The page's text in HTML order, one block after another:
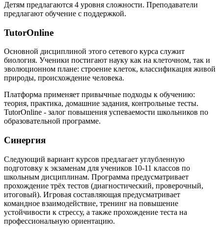
Детям предлагаются 4 уровня сложности. Преподаватели
предлагают обучение с поддержкой.
TutorOnline
Основной дисциплиной этого сетевого курса служит
биология. Ученики постигают науку как на клеточном, так и
эволюционном плане: строение клеток, классификация живой
природы, происхождение человека.
Платформа применяет привычные подходы к обучению:
теория, практика, домашние задания, контрольные тесты.
TutorOnline - залог повышения успеваемости школьников по
образовательной программе.
Синергия
Следующий вариант курсов предлагает углубленную
подготовку к экзаменам для учеников 10-11 классов по
школьным дисциплинам. Программа предусматривает
прохождение трёх тестов (диагностический, проверочный,
итоговый). Игровая составляющая предусматривает
командное взаимодействие, тренинг на повышение
устойчивости к стрессу, а также прохождение теста на
профессиональную ориентацию.